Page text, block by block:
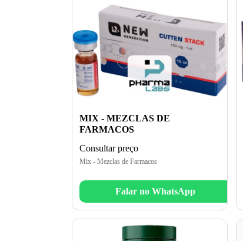
MIX - MEZCLAS DE
FARMACOS
Consultar preço
Mix - Mezclas de Farmacos
Falar no WhatsApp